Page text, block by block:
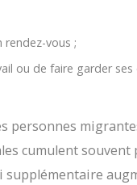
vous ;
ou de faire garder ses
personnes
cumulent souvent
supplémentaire